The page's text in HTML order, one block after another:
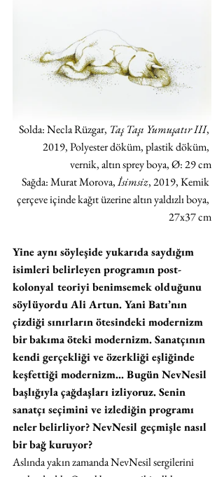
Solda: Necla Rüzgar, Taş Taşı Yumuşatır III,
2019, Polyester döküm, plastik döküm,
vernik, altın sprey boya, Ø: 29 cm
Sağda: Murat Morova, İsimsiz, 2019, Kemik
çerçeve içinde kağıt üzerine altın yaldızlı boya,
27x37 cm
Yine aynı söyleşide yukarıda saydığım
isimleri belirleyen programın post-
kolonyal teoriyi benimsemek olduğunu
söylüyordu Ali Artun. Yani Batı’nın
çizdiği sınırların ötesindeki modernizm
bir bakıma öteki modernizm. Sanatçının
kendi gerçekliği ve özerkliği eşliğinde
keşfettiği modernizm… Bugün NevNesil
başlığıyla çağdaşları izliyoruz. Senin
sanatçı seçimini ve izlediğin programı
neler belirliyor? NevNesil geçmişle nasıl
bir bağ kuruyor?
Aslında yakın zamanda NevNesil sergilerini